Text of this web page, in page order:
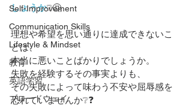
Self-Improvement
Communication Skills
Lifestyle & Mindset
教育
英語学習
ブロードウェイ
しょうか❔🤔
理想や希望を思い通りに達成できないこ
とは、
本当に悪いことばかりでしょうか。
失敗を経験するその事実よりも、
その失敗によって味わう不安や屈辱感を
恐れていませんか❔❓